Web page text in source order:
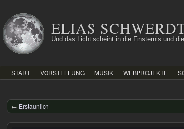
Inhalt
springen
ELIAS
Und das Licht scheint in die Finsternis und
START VORSTELLUNG MUSIK WEBPROJEKTE
← Erstaunlich